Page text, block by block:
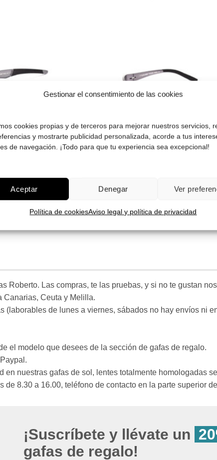
Gestionar el consentimiento de las cookies
cookies propias y de terceros para mejorar nuestros servicios,
y mostrarte publicidad personalizada, acorde a tus
de navegación. ¡Todo para que tu experiencia sea excepcional!
Aceptar Denegar Ver
Política de cookiesAviso legal y política de privacidad
de sol
¡Comprar!
29.90 €
¡Comprar!
Roberto. Las compras, te las pruebas, y si no te gustan
Canarias, Ceuta y Melilla.
(laborables de lunes a viernes, sábados no hay envíos ni
el modelo que desees de la sección de gafas de regalo.
nuestras gafas de sol, lentes totalmente homologadas
8.30 a 16.00, teléfono de contacto en la parte superior
¡Suscríbete y llévate un
gafas de regalo!